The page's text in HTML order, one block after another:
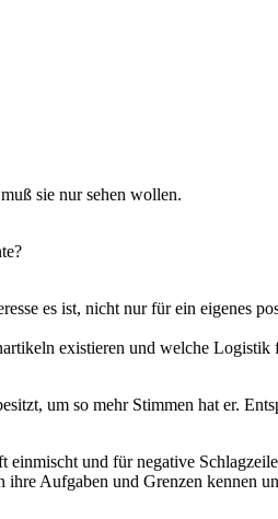
sie nur sehen wollen.
es ist, nicht nur für ein eigenes
existieren und welche Logistik
um so mehr Stimmen hat er.
einmischt und für negative
Aufgaben und Grenzen kennen